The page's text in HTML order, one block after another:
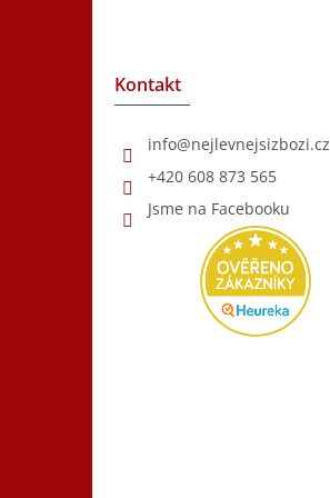
Kontakt
info@nejlevnejsizbozi.cz
+420 608 873 565
Jsme na Facebooku